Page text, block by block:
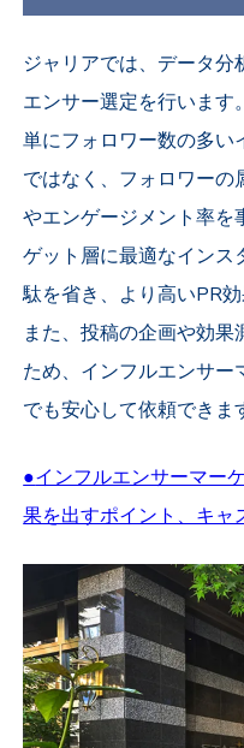
ジャリアでは、データ
エンサー選定を行います。
単にフォロワー数の多い
ではなく、フォロワーの
やエンゲージメント率を
ゲット層に最適なインス
駄を省き、より高いPR効
また、投稿の企画や効
ため、インフルエンサー
でも安心して依頼できま
●インフルエンサーマー
果を出すポイント、キャ